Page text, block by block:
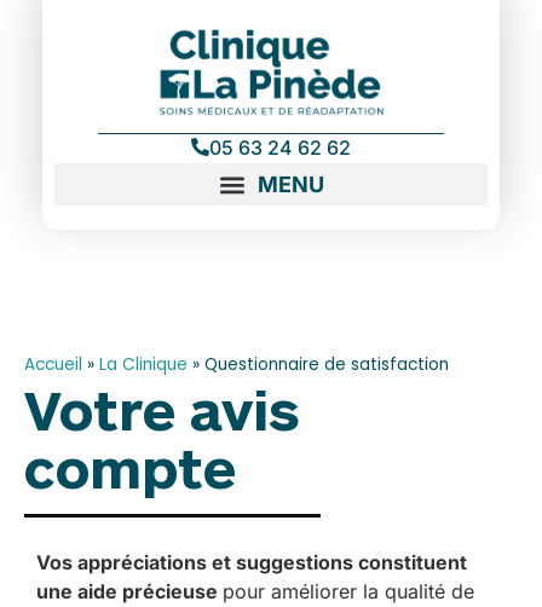
05 63 24 62 62
Accueil » La Clinique » Questionnaire de satisfaction
Votre avis
compte
Vos appréciations et suggestions constituent
une aide précieuse pour améliorer la qualité de